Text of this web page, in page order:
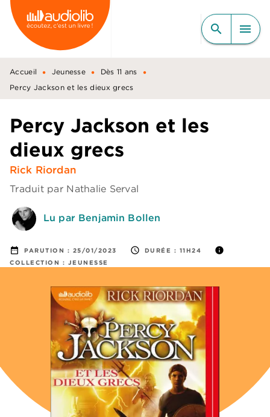
MENU RECHERCHE
CONTENU
PIED DE PAGE
search menu
Accueil • Jeunesse • Dès 11 ans •
Percy Jackson et les dieux grecs
Percy Jackson et les
dieux grecs
Rick Riordan
Traduit par Nathalie Serval
Lu par Benjamin Bollen
date_range PARUTION : 25/01/2023 access_time DURÉE : 11H24 info
COLLECTION : JEUNESSE